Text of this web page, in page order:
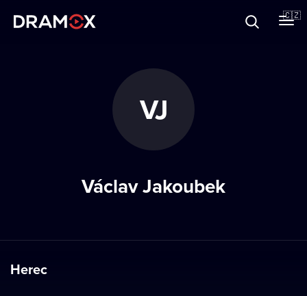
🇨🇿
VJ
Václav Jakoubek
Herec